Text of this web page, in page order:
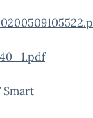
Smart